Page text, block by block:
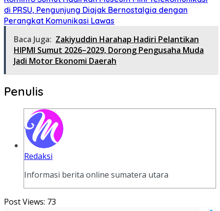
di PRSU, Pengunjung Diajak Bernostalgia dengan
Perangkat Komunikasi Lawas
Baca Juga: Zakiyuddin Harahap Hadiri Pelantikan
HIPMI Sumut 2026–2029, Dorong Pengusaha Muda
Jadi Motor Ekonomi Daerah
Penulis
Redaksi
Informasi berita online sumatera utara
Post Views: 73